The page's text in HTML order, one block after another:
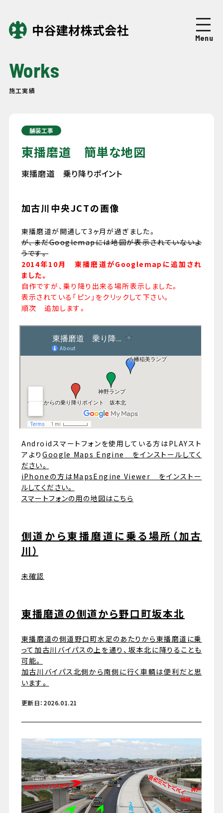
Menu
Business
Company 企業情報
Newsニュース
Recruit 採用情報
079-447-4112
（受付時間 : 平日10:00〜17:00）
お問い合わせ
Works
施工実績
舗装工事
東播磨道 簡単な地図
東播磨道 乗り降りポイント
加古川中央JCTの画像
東播磨道が開通して3ヶ月が過ぎました。
が、まだGooglemapには地図が表示されていないよ
うです。
2014年10月 東播磨道がGooglemapに追加され
ました。
自作ですが、乗り降り出来る場所表示しました。
表示されている「ピン」をクリックして下さい。
順次 追加します。
Androidスマートフォンを使用している方はPLAYスト
アよりGoogle Maps Engine
をインストールしてく
ださい。
iPhoneの方はMapsEngine Viewer をインストー
ルしてください。
スマートフォンの用の地図はこちら
側道から東播磨道に乗る場所（加古
川）
未確認
東播磨道の側道から野口町坂本北
東播磨道の側道野口町水足のあたりから東播磨道に乗
って加古川バイパスの上を通り、坂本北に降りることも
可能。
加古川バイパス北側から南側に行く車輌は便利だと思
います。
更新日：2026.01.21